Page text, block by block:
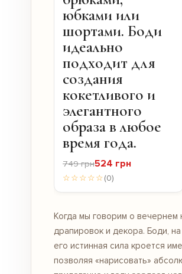
юбками или
шортами. Боди
идеально
подходит для
создания
кокетливого и
элегантного
образа в любое
время года.
749 грн524 грн
☆☆☆☆☆(0)
Когда мы говорим о
драпировок и декора. Боди,
его истинная сила кроется
позволяя «нарисовать»